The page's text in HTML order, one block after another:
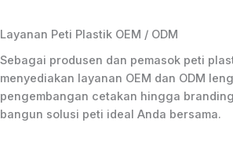
Layanan Peti Plastik OEM / ODM
Sebagai produsen dan pemasok peti
menyediakan layanan OEM dan ODM
pengembangan cetakan hingga
bangun solusi peti ideal Anda bersama.